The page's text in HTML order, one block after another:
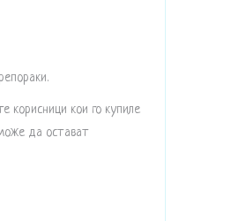
корисници кои го купиле
да остават